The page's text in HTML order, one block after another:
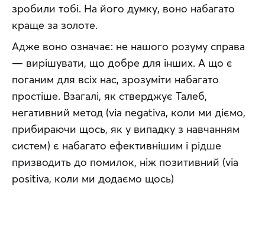
зробили тобі. На його думку, воно набагато
краще за золоте.
Адже воно означає: не нашого розуму справа
— вирішувати, що добре для інших. А що є
поганим для всіх нас, зрозуміти набагато
простіше. Взагалі, як стверджує Талеб,
негативний метод (via negativa, коли ми діємо,
прибираючи щось, як у випадку з навчанням
систем) є набагато ефективнішим і рідше
призводить до помилок, ніж позитивний (via
positiva, коли ми додаємо щось)